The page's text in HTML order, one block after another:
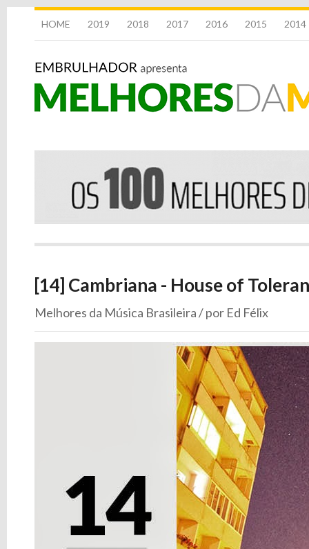
HOME 2019 2018 2017 2016 2015 2014
[14] Cambriana - House of
Melhores da Música Brasileira / por Ed Félix